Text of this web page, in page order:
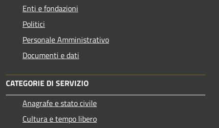
Enti e fondazioni
Politici
Personale Amministrativo
Documenti e dati
CATEGORIE DI SERVIZIO
Anagrafe e stato civile
Cultura e tempo libero